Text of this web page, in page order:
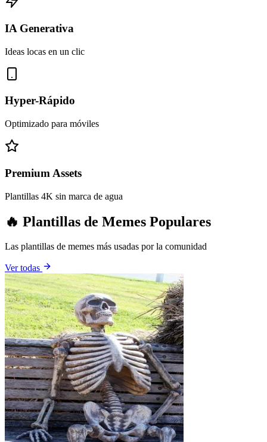
IA Generativa
Ideas locas en un clic
Hyper-Rápido
Optimizado para móviles
Premium Assets
Plantillas 4K sin marca de agua
🔥 Plantillas de Memes Populares
Las plantillas de memes más usadas por la comunidad
Ver todas